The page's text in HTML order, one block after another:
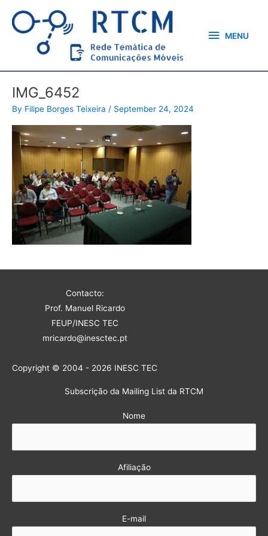
content
MENU
IMG_6452
By Filipe Borges Teixeira / September 24, 2024
Contacto:
Prof. Manuel Ricardo
FEUP/INESC TEC
mricardo@inesctec.pt
Copyright © 2004 - 2026 INESC TEC
Subscrição da Mailing List da RTCM
Nome
Afiliação
E-mail